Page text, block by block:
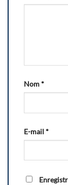
Nom*
E-mail *